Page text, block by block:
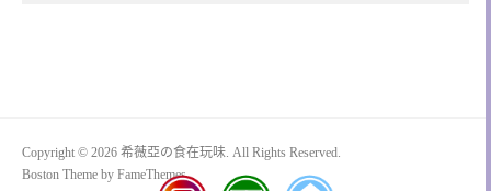
Copyright © 2026 希薇亞の食在玩味. All Rights Reserved.
Boston Theme by FameThemes